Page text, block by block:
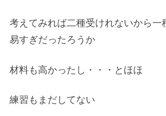
考えてみれば二種受けれないから一
易すぎだったろうか
材料も高かったし・・・とほほ
練習もまだしてない